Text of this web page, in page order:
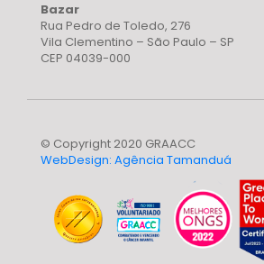
Bazar
Rua Pedro de Toledo, 276
Vila Clementino – São Paulo – SP
CEP 04039-000
© Copyright 2020 GRAACC
WebDesign: Agência Tamanduá